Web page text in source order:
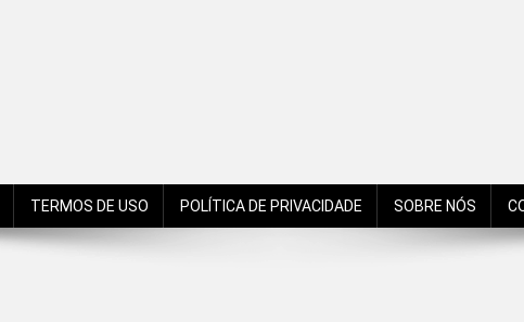
TERMOS DE USO POLÍTICA DE PRIVACIDADE SOBRE NÓS